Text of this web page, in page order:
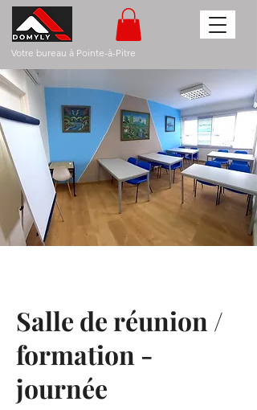
Votre bureau à Pointe-à-Pitre
Salle de réunion /
formation -
journée